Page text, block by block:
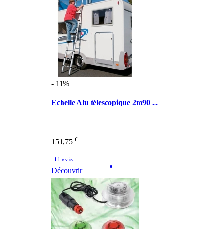
- 11%
Echelle Alu télescopique 2m90 ...
151,75 €
11 avis
Découvrir